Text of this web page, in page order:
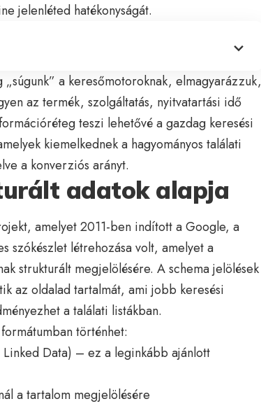
jelenléted hatékonyságát.
a keresőmotoroknak, elmagyarázzuk,
az termék, szolgáltatás, nyitvatartási idő
teszi lehetővé a gazdag keresési
kiemelkednek a hagyományos találati
a konverziós arányt.
adatok alapja
amelyet 2011-ben indított a Google, a
szókészlet létrehozása volt, amelyet a
strukturált megjelölésére. A schema jelölések
az oldalad tartalmát, ami jobb keresési
a találati listákban.
történhet:
Data) – ez a leginkább ajánlott
a tartalom megjelölésére